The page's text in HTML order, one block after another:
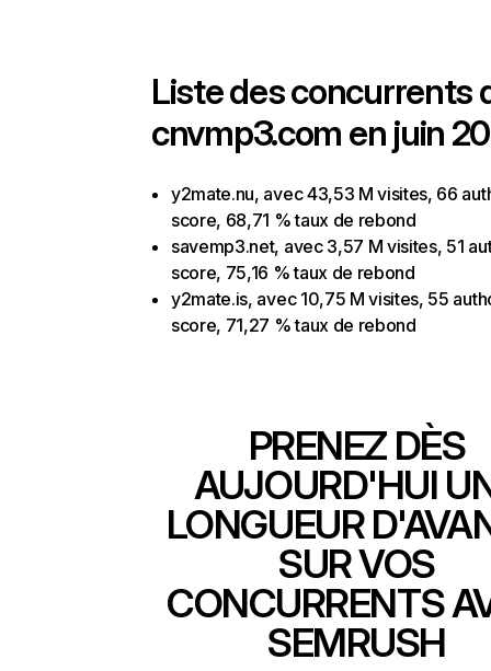
Liste des concurrents
cnvmp3.com en juin
y2mate.nu, avec 43,53 M visites, 66
score, 68,71 % taux de rebond
savemp3.net, avec 3,57 M visites, 51
score, 75,16 % taux de rebond
y2mate.is, avec 10,75 M visites, 55
score, 71,27 % taux de rebond
PRENEZ DÈS
AUJOURD'HUI
LONGUEUR
SUR VOS
CONCURRENTS
SEMRUSH